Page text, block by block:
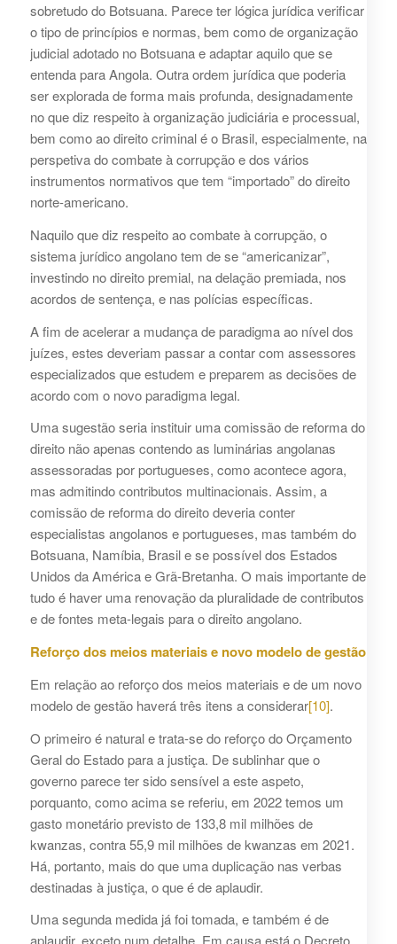
sobretudo do Botsuana. Parece ter lógica jurídica verificar
o tipo de princípios e normas, bem como de organização
judicial adotado no Botsuana e adaptar aquilo que se
entenda para Angola. Outra ordem jurídica que poderia
ser explorada de forma mais profunda, designadamente
no que diz respeito à organização judiciária e processual,
bem como ao direito criminal é o Brasil, especialmente, na
perspetiva do combate à corrupção e dos vários
instrumentos normativos que tem “importado” do direito
norte-americano.
Naquilo que diz respeito ao combate à corrupção, o
sistema jurídico angolano tem de se “americanizar”,
investindo no direito premial, na delação premiada, nos
acordos de sentença, e nas polícias específicas.
A fim de acelerar a mudança de paradigma ao nível dos
juízes, estes deveriam passar a contar com assessores
especializados que estudem e preparem as decisões de
acordo com o novo paradigma legal.
Uma sugestão seria instituir uma comissão de reforma do
direito não apenas contendo as luminárias angolanas
assessoradas por portugueses, como acontece agora,
mas admitindo contributos multinacionais. Assim, a
comissão de reforma do direito deveria conter
especialistas angolanos e portugueses, mas também do
Botsuana, Namíbia, Brasil e se possível dos Estados
Unidos da América e Grã-Bretanha. O mais importante de
tudo é haver uma renovação da pluralidade de contributos
e de fontes meta-legais para o direito angolano.
Reforço dos meios materiais e novo modelo de gestão
Em relação ao reforço dos meios materiais e de um novo
modelo de gestão haverá três itens a considerar[10].
O primeiro é natural e trata-se do reforço do Orçamento
Geral do Estado para a justiça. De sublinhar que o
governo parece ter sido sensível a este aspeto,
porquanto, como acima se referiu, em 2022 temos um
gasto monetário previsto de 133,8 mil milhões de
kwanzas, contra 55,9 mil milhões de kwanzas em 2021.
Há, portanto, mais do que uma duplicação nas verbas
destinadas à justiça, o que é de aplaudir.
Uma segunda medida já foi tomada, e também é de